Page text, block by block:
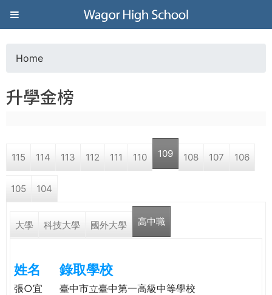
Jump to navigation
葳
格
高
學
o
a
r
e
e
Home
升學金榜
115 114 113 112 111 110 109 108 107 106
105 104
大學 科技大學 國外大學 高中職
姓名 錄取學校
張○宜
臺中市立臺中第一高級中等學校